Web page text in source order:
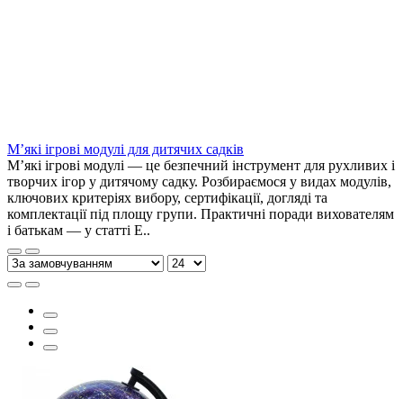
М’які ігрові модулі для дитячих садків
М’які ігрові модулі — це безпечний інструмент для рухливих і
творчих ігор у дитячому садку. Розбираємося у видах модулів,
ключових критеріях вибору, сертифікації, догляді та
комплектації під площу групи. Практичні поради вихователям
і батькам — у статті E..